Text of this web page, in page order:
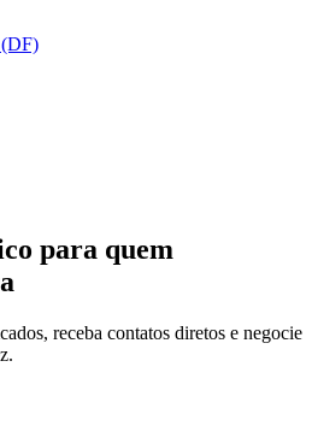
para quem
receba contatos diretos e negocie